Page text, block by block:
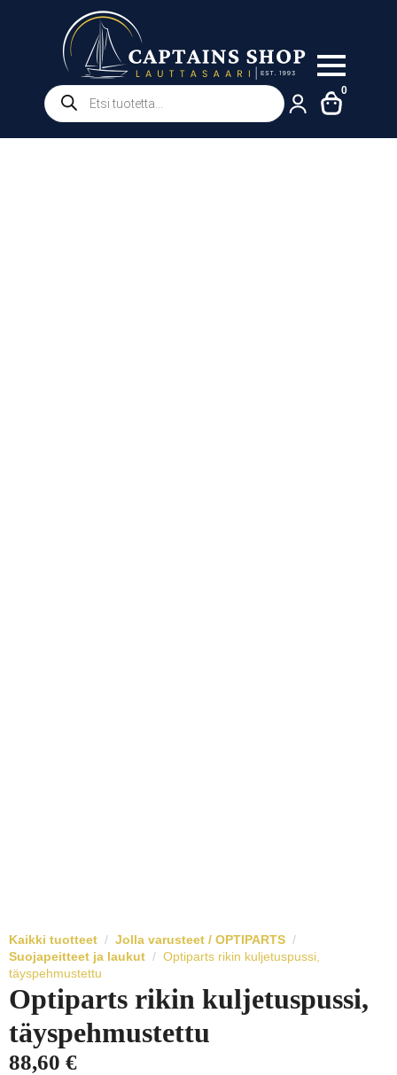
Products
search
0
Kaikki tuotteet
Jolla varusteet / OPTIPARTS
Suojapeitteet ja laukut
Optiparts rikin kuljetuspussi,
täyspehmustettu
Optiparts rikin kuljetuspussi,
täyspehmustettu
88,60 €